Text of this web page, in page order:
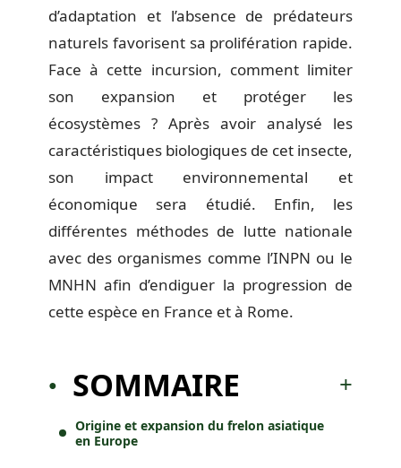
d’adaptation et l’absence de prédateurs
naturels favorisent sa prolifération rapide.
Face à cette incursion, comment limiter
son expansion et protéger les
écosystèmes ? Après avoir analysé les
caractéristiques biologiques de cet insecte,
son impact environnemental et
économique sera étudié. Enfin, les
différentes méthodes de lutte nationale
avec des organismes comme l’INPN ou le
MNHN afin d’endiguer la progression de
cette espèce en France et à Rome.
SOMMAIRE
Origine et expansion du frelon asiatique
en Europe